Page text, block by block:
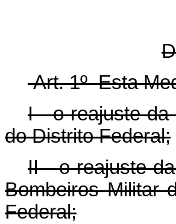
Art. 1º Esta
I - o reajuste da
do Distrito Federal;
II - o reajuste
Bombeiros Militar
Federal;